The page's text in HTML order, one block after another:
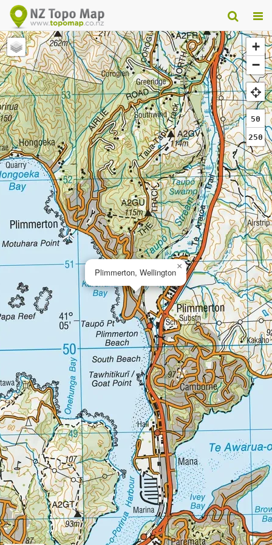
Plimmerton, Wellington
×
+
−
50
250